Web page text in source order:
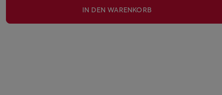
IN DEN WARENKORB